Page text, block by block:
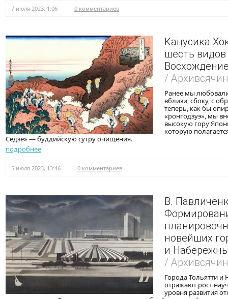
7 июля 2023, 1:06 0 комментариев
Кацусика
шесть
/
Ранее мы
вблизи, сбоку, с
теперь, как бы
«ронгодзуэ», мы
высокую гору
которую
Сёдзё» — буддийскую сутру очищения.
подробнее
5 июля 2023, 13:46 0 комментариев
В.
новейших
и
/
Города Тольятти
отражают рост
уровня развития